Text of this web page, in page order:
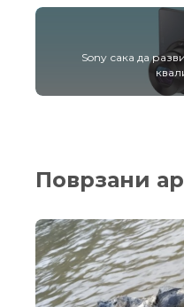
Sony сака да
Поврзани